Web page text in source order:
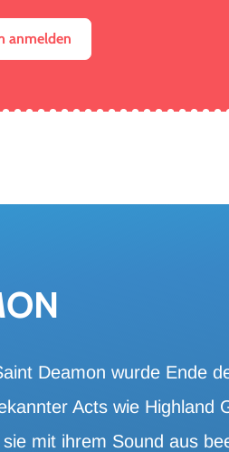
anmelden
Deamon wurde Ende
Acts wie Highland
mit ihrem Sound aus